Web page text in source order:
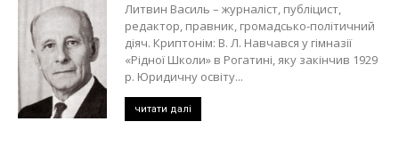
Литвин Василь – журналіст, публіцист,
редактор, правник, громадсько-політичний
діяч. Криптонім: В. Л. Навчався у гімназії
«Рідної Школи» в Рогатині, яку закінчив 1929
р. Юридичну освіту...
читати далі